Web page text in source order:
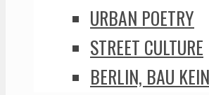
URBAN POETRY
STREET CULTURE
BERLIN, BAU